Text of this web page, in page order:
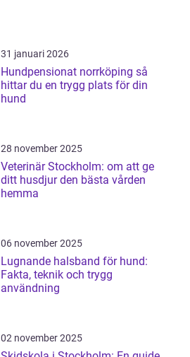
31 januari 2026
Hundpensionat norrköping så
hittar du en trygg plats för din
hund
28 november 2025
Veterinär Stockholm: om att ge
ditt husdjur den bästa vården
hemma
06 november 2025
Lugnande halsband för hund:
Fakta, teknik och trygg
användning
02 november 2025